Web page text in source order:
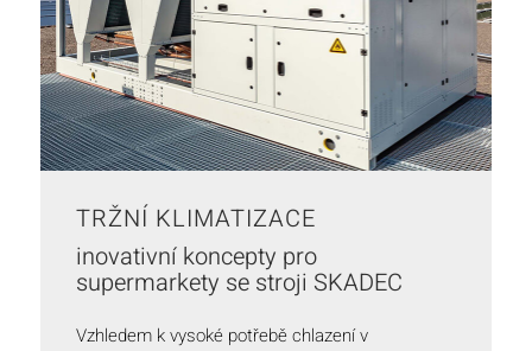
TRŽNÍ KLIMATIZACE
inovativní koncepty pro
supermarkety se stroji SKADEC
Vzhledem k vysoké potřebě chlazení v